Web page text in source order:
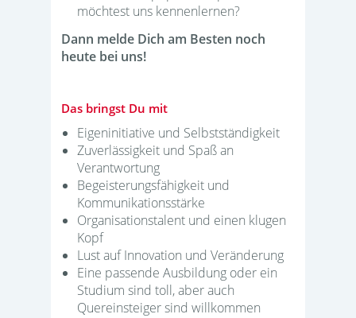
möchtest uns kennenlernen?
Dann melde Dich am Besten noch
heute bei uns!
Das bringst Du mit
Eigeninitiative und Selbstständigkeit
Zuverlässigkeit und Spaß an
Verantwortung
Begeisterungsfähigkeit und
Kommunikationsstärke
Organisationstalent und einen klugen
Kopf
Lust auf Innovation und Veränderung
Eine passende Ausbildung oder ein
Studium sind toll, aber auch
Quereinsteiger sind willkommen